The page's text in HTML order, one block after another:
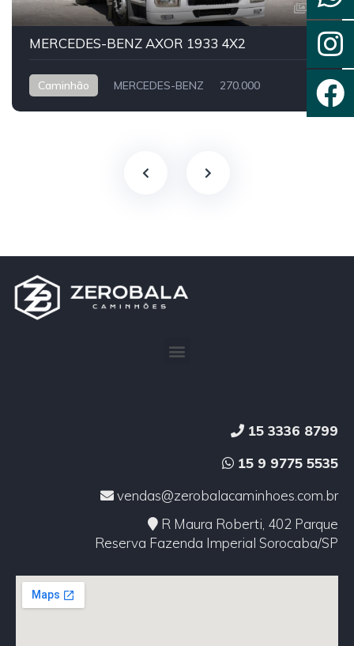
13
MERCEDES-BENZ AXOR 1933 4X2
Caminhão MERCEDES-BENZ 270.000
15 3336 8799
15 9 9775 5535
vendas@zerobalacaminhoes.com.br
R Maura Roberti, 402 Parque
Reserva Fazenda Imperial Sorocaba/SP